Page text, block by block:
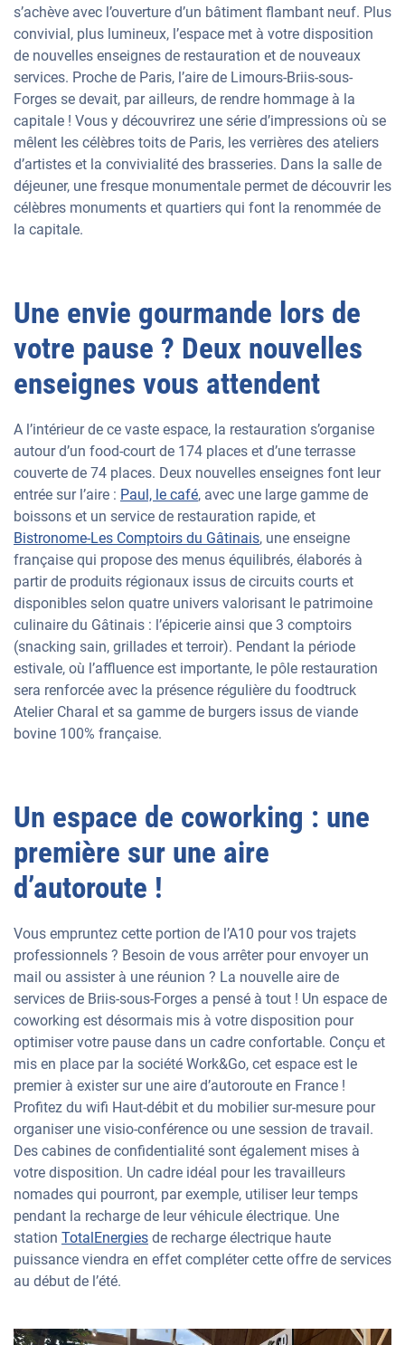
s’achève avec l’ouverture d’un bâtiment flambant neuf. Plus
convivial, plus lumineux, l’espace met à votre disposition
de nouvelles enseignes de restauration et de nouveaux
services. Proche de Paris, l’aire de Limours-Briis-sous-
Forges se devait, par ailleurs, de rendre hommage à la
capitale ! Vous y découvrirez une série d’impressions où se
mêlent les célèbres toits de Paris, les verrières des ateliers
d’artistes et la convivialité des brasseries. Dans la salle de
déjeuner, une fresque monumentale permet de découvrir les
célèbres monuments et quartiers qui font la renommée de
la capitale.
Une envie gourmande lors de
votre pause ? Deux nouvelles
enseignes vous attendent
A l’intérieur de ce vaste espace, la restauration s’organise
autour d’un food-court de 174 places et d’une terrasse
couverte de 74 places. Deux nouvelles enseignes font leur
entrée sur l’aire : Paul, le café, avec une large gamme de
boissons et un service de restauration rapide, et
Bistronome-Les Comptoirs du Gâtinais, une enseigne
française qui propose des menus équilibrés, élaborés à
partir de produits régionaux issus de circuits courts et
disponibles selon quatre univers valorisant le patrimoine
culinaire du Gâtinais : l’épicerie ainsi que 3 comptoirs
(snacking sain, grillades et terroir). Pendant la période
estivale, où l’affluence est importante, le pôle restauration
sera renforcée avec la présence régulière du foodtruck
Atelier Charal et sa gamme de burgers issus de viande
bovine 100% française.
Un espace de coworking : une
première sur une aire
d’autoroute !
Vous empruntez cette portion de l’A10 pour vos trajets
professionnels ? Besoin de vous arrêter pour envoyer un
mail ou assister à une réunion ? La nouvelle aire de
services de Briis-sous-Forges a pensé à tout ! Un espace de
coworking est désormais mis à votre disposition pour
optimiser votre pause dans un cadre confortable. Conçu et
mis en place par la société Work&Go, cet espace est le
premier à exister sur une aire d’autoroute en France !
Profitez du wifi Haut-débit et du mobilier sur-mesure pour
organiser une visio-conférence ou une session de travail.
Des cabines de confidentialité sont également mises à
votre disposition. Un cadre idéal pour les travailleurs
nomades qui pourront, par exemple, utiliser leur temps
pendant la recharge de leur véhicule électrique. Une
station TotalEnergies de recharge électrique haute
puissance viendra en effet compléter cette offre de services
au début de l’été.